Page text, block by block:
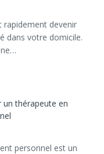
rapidement devenir
dans votre domicile.
un thérapeute en
personnel est un